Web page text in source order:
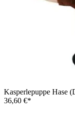
Kasperlepuppe Hase
36,60 €*